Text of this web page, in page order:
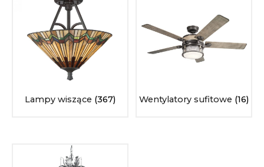
Lampy wiszące (367) Wentylatory sufitowe (16)